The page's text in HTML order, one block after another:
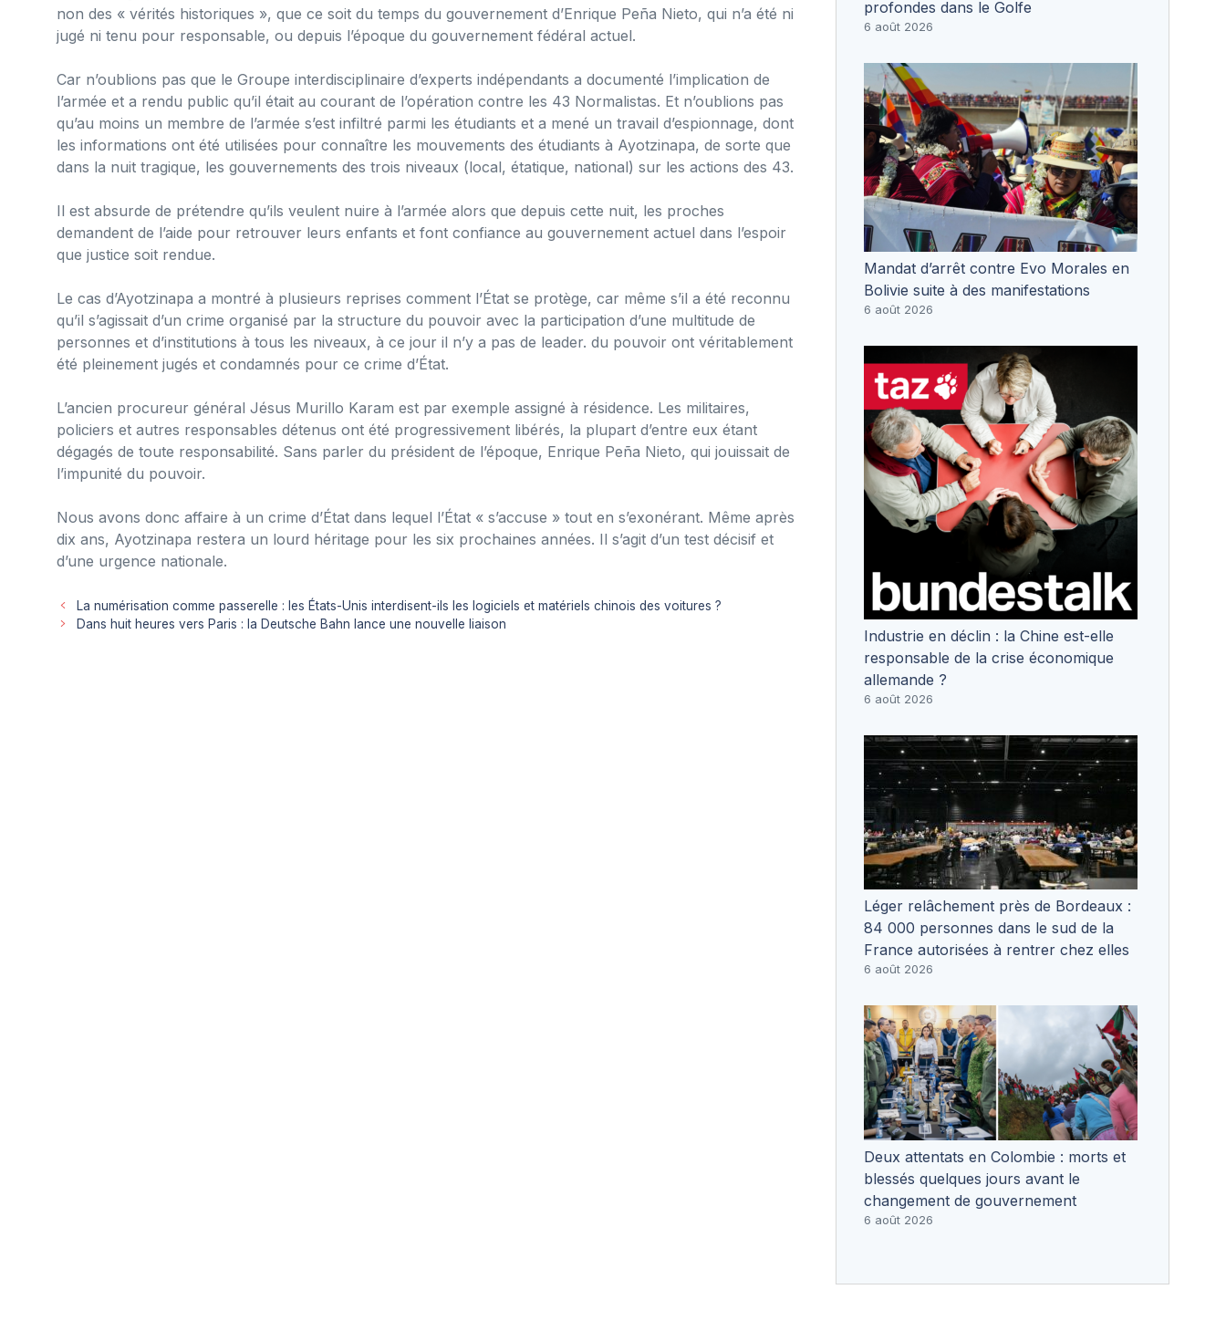
non des « vérités historiques », que ce soit du temps du gouvernement d’Enrique Peña Nieto, qui n’a été ni
jugé ni tenu pour responsable, ou depuis l’époque du gouvernement fédéral actuel.
Car n’oublions pas que le Groupe interdisciplinaire d’experts indépendants a documenté l’implication de
l’armée et a rendu public qu’il était au courant de l’opération contre les 43 Normalistas. Et n’oublions pas
qu’au moins un membre de l’armée s’est infiltré parmi les étudiants et a mené un travail d’espionnage, dont
les informations ont été utilisées pour connaître les mouvements des étudiants à Ayotzinapa, de sorte que
dans la nuit tragique, les gouvernements des trois niveaux (local, étatique, national) sur les actions des 43.
Il est absurde de prétendre qu’ils veulent nuire à l’armée alors que depuis cette nuit, les proches
demandent de l’aide pour retrouver leurs enfants et font confiance au gouvernement actuel dans l’espoir
que justice soit rendue.
Le cas d’Ayotzinapa a montré à plusieurs reprises comment l’État se protège, car même s’il a été reconnu
qu’il s’agissait d’un crime organisé par la structure du pouvoir avec la participation d’une multitude de
personnes et d’institutions à tous les niveaux, à ce jour il n’y a pas de leader. du pouvoir ont véritablement
été pleinement jugés et condamnés pour ce crime d’État.
L’ancien procureur général Jésus Murillo Karam est par exemple assigné à résidence. Les militaires,
policiers et autres responsables détenus ont été progressivement libérés, la plupart d’entre eux étant
dégagés de toute responsabilité. Sans parler du président de l’époque, Enrique Peña Nieto, qui jouissait de
l’impunité du pouvoir.
Nous avons donc affaire à un crime d’État dans lequel l’État « s’accuse » tout en s’exonérant. Même après
dix ans, Ayotzinapa restera un lourd héritage pour les six prochaines années. Il s’agit d’un test décisif et
d’une urgence nationale.
La numérisation comme passerelle : les États-Unis interdisent-ils les logiciels et matériels chinois des voitures ?
Dans huit heures vers Paris : la Deutsche Bahn lance une nouvelle liaison
profondes dans le Golfe
6 août 2026
Mandat d’arrêt contre Evo Morales en
Bolivie suite à des manifestations
6 août 2026
Industrie en déclin : la Chine est-elle
responsable de la crise économique
allemande ?
6 août 2026
Léger relâchement près de Bordeaux :
84 000 personnes dans le sud de la
France autorisées à rentrer chez elles
6 août 2026
Deux attentats en Colombie : morts et
blessés quelques jours avant le
changement de gouvernement
6 août 2026